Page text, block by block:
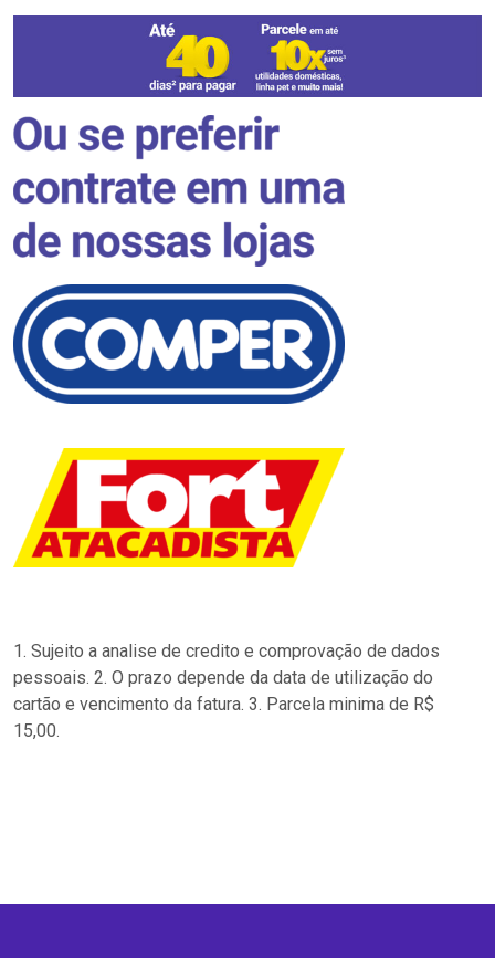
1. Sujeito a analise de credito e comprovação de dados
pessoais. 2. O prazo depende da data de utilização do
cartão e vencimento da fatura. 3. Parcela minima de R$
15,00.